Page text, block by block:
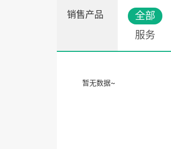
销售产品 全部
服务
暂无数据~